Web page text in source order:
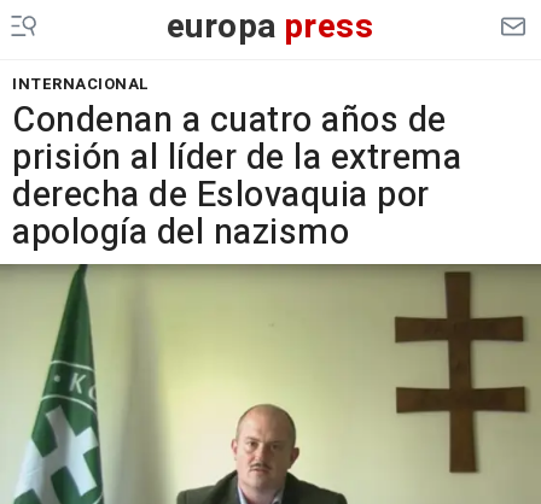
europa press
INTERNACIONAL
Condenan a cuatro años de
prisión al líder de la extrema
derecha de Eslovaquia por
apología del nazismo